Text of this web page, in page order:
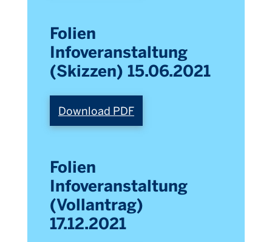
Folien
Infoveranstaltung
(Skizzen) 15.06.2021
Download PDF
Folien
Infoveranstaltung
(Vollantrag)
17.12.2021